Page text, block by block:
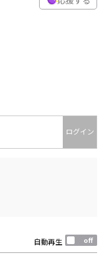
ログイン
自動再生